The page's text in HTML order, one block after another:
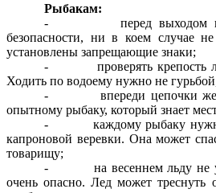
Рыбакам:
- перед выходом на
безопасности, ни в коем случае
установлены запрещающие знаки;
- проверять крепость
Ходить по водоему нужно не
- впереди цепочки
опытному рыбаку, который знает
- каждому рыбаку нужно
капроновой веревки. Она может
товарищу;
- на весеннем льду не
очень опасно. Лед может